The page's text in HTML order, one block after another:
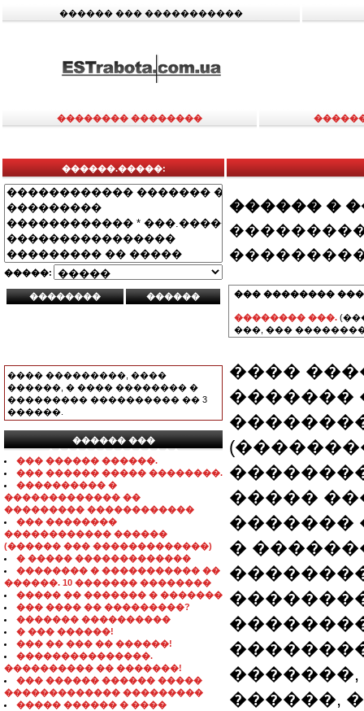
������ ��� �����������
�������� ��������
������.�����:
�����:
���� ���������, ����
������, � ���� �������� �
��������� ���������� �� 3
������.
������ ���
���������������
��� ������ ������.
��� ������ ����� ��������.
���������� �
������������� ��
��������� ������������
��� ��������
������������ ������
(������ ��� �������������)
� ����� �������������
�������� � ����������� ��
������. 10 ������� ��������
����� �� ������� � �������
��� ���� �� ���������?
������� ����������
� ��� ������!
��� �� ��� �� ������!
���������������.
���������� �� �������!
��� ������ ������ �����
������������� ���������
����� ������ � ����
������ �
��� ��������
�������� ���.
���, ���
����
�������
�����
�������
�
�������,
������,